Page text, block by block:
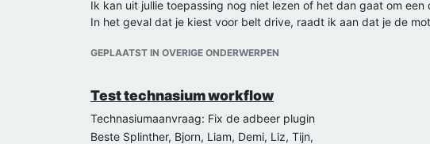
vuurt dezelfde reeks hippocampusneuronen als tijdens de
[https://pubmed.ncbi.nlm.nih.gov/?term=hippocampal+replay ]
Tadjiro Velzel
Lisa Verbunt said:
Hoi, voor ons PWS willen wij onderzoeken hoeverre
Ik kan uit jullie toepassing nog niet lezen of het dan gaat om
In het geval dat je kiest voor belt drive, raadt ik aan dat je de
Zowel 1.8° als 0.9° zijn prima. Als je 0.9° gebruikt ben je
hoogst bereik je met 0.9° een wat meer vloeiende
of TMC2225 bijvoorbeeld). Een riemaandrijving kan ook
systeem niet op hoge spanning te monteren. Als je een
GEPLAATST IN OVERIGE ONDERWERPEN
Test technasium workflow
Technasiumaanvraag: Fix de adbeer plugin
Beste Splinther, Bjorn, Liam, Demi, Liz, Tijn,